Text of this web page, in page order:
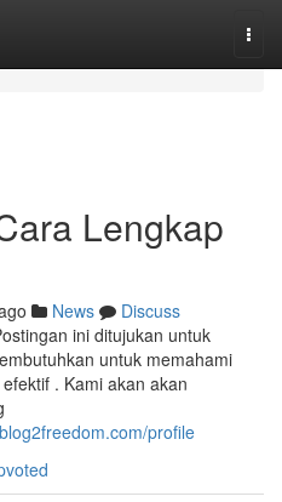
Lengkap
News
Discuss
ini ditujukan untuk
untuk memahami
. Kami akan akan
profile